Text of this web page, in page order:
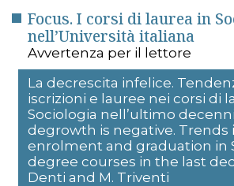
Focus. I corsi di laurea in
nell’Università italiana
Avvertenza per il lettore
La decrescita infelice.
iscrizioni e lauree nei corsi di
Sociologia nell’ultimo
degrowth is negative. Trends
enrolment and graduation in
degree courses in the last
Denti and M. Triventi